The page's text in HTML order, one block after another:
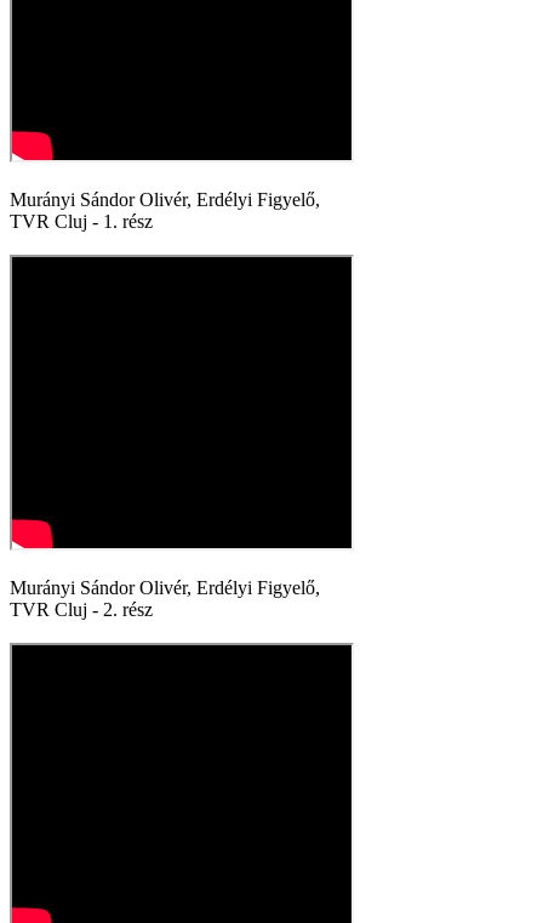
Murányi Sándor Olivér, Erdélyi Figyelő,
TVR Cluj - 1. rész
Murányi Sándor Olivér, Erdélyi Figyelő,
TVR Cluj - 2. rész